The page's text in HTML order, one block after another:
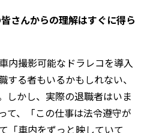
さんからの理解はすぐに得ら
内撮影可能なドラレコを導入
する者もいるかもしれない、
しかし、実際の退職者はいま
て、「この仕事は法令遵守が
「車内をずっと映していて